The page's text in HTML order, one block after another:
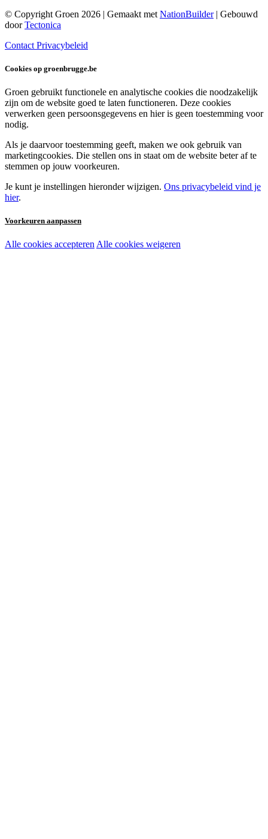
© Copyright Groen 2026 | Gemaakt met NationBuilder| Gebouwd
doorTectonica
Contact Privacybeleid
Cookies op groenbrugge.be
Groen gebruikt functionele en analytische cookies die noodzakelijk
zijn om de website goed te laten functioneren. Deze cookies
verwerken geen persoonsgegevens en hier is geen toestemming voor
nodig.
Als je daarvoor toestemming geeft, maken we ook gebruik van
marketingcookies. Die stellen ons in staat om de website beter af te
stemmen op jouw voorkeuren.
Je kunt je instellingen hieronder wijzigen. Ons privacybeleid vind je
hier.
Voorkeuren aanpassen
Noodzakelijke cookies:
Alle cookies accepteren Alle cookies weigeren